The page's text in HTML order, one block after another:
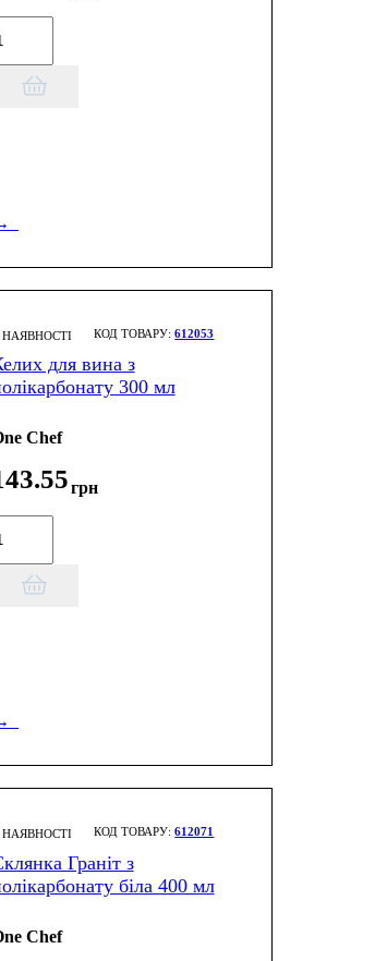
НАЯВНОСТІ 612053
для вина з
300 мл
Chef
.55грн
НАЯВНОСТІ 612071
Граніт з
біла 400 мл
Chef